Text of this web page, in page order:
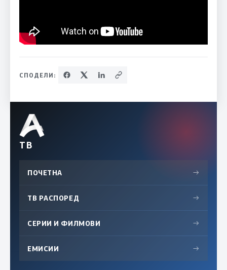
СПОДЕЛИ:
ТВ
ПОЧЕТНА →
ТВ РАСПОРЕД →
СЕРИИ И ФИЛМОВИ →
ЕМИСИИ →